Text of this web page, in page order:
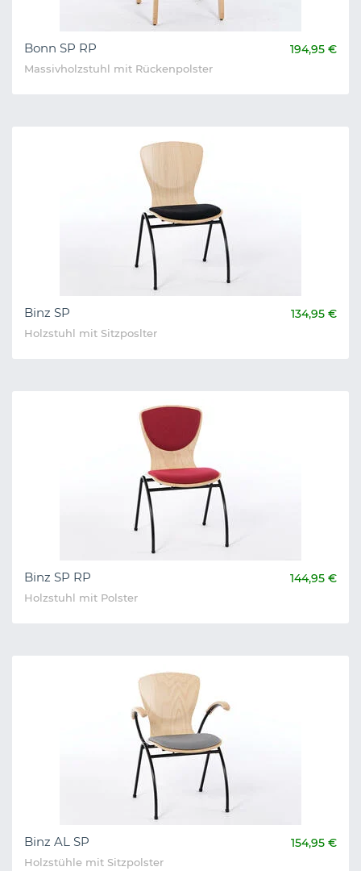
Bonn SP RP 194,95 €
Massivholzstuhl mit Rückenpolster
Binz SP 134,95 €
Holzstuhl mit Sitzposlter
Binz SP RP 144,95 €
Holzstuhl mit Polster
Binz AL SP 154,95 €
Holzstühle mit Sitzpolster